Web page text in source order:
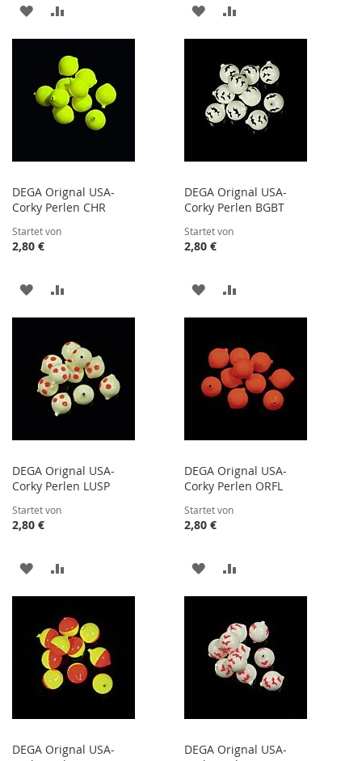
ZUR
WUNSCHLISTE
HINZUFÜGEN
VERGLEICHSLISTE
HINZUFÜGEN
ZUR
WUNSCHLISTE
HINZUFÜGEN
VERGLEICHSLISTE
HINZUFÜGEN
DEGA Orignal USA-
Corky Perlen CHR
Startet von
2,80 €
ZUR
WUNSCHLISTE
HINZUFÜGEN
VERGLEICHSLISTE
HINZUFÜGEN
DEGA Orignal USA-
Corky Perlen BGBT
Startet von
2,80 €
ZUR
WUNSCHLISTE
HINZUFÜGEN
VERGLEICHSLISTE
HINZUFÜGEN
DEGA Orignal USA-
Corky Perlen LUSP
Startet von
2,80 €
ZUR
WUNSCHLISTE
HINZUFÜGEN
VERGLEICHSLISTE
HINZUFÜGEN
DEGA Orignal USA-
Corky Perlen ORFL
Startet von
2,80 €
ZUR
WUNSCHLISTE
HINZUFÜGEN
VERGLEICHSLISTE
HINZUFÜGEN
DEGA Orignal USA-
DEGA Orignal USA-